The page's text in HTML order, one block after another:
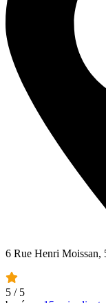
6 Rue Henri Moissan,
5 / 5